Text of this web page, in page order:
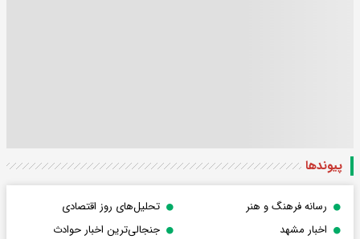
پیوندها
رسانه فرهنگ و هنر
تحلیل‌های روز اقتصادی
اخبار مشهد
جنجالی‌ترین اخبار حوادث